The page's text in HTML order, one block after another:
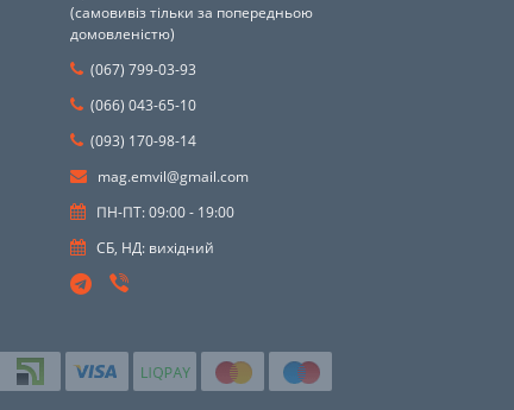
(самовивіз тільки за попередньою
домовленістю)
(067) 799-03-93
(066) 043-65-10
(093) 170-98-14
mag.emvil@gmail.com
ПН-ПТ: 09:00 - 19:00
СБ, НД: вихідний